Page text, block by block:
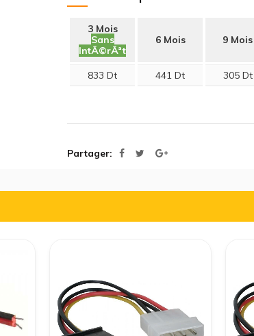
3 Mois
Sans
IntÃ©rÃªt
6 Mois 9 Mois
833 Dt 441 Dt 305 Dt
Partager